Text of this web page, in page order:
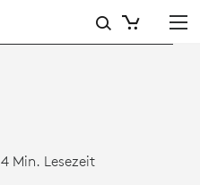
4 Min. Lesezeit